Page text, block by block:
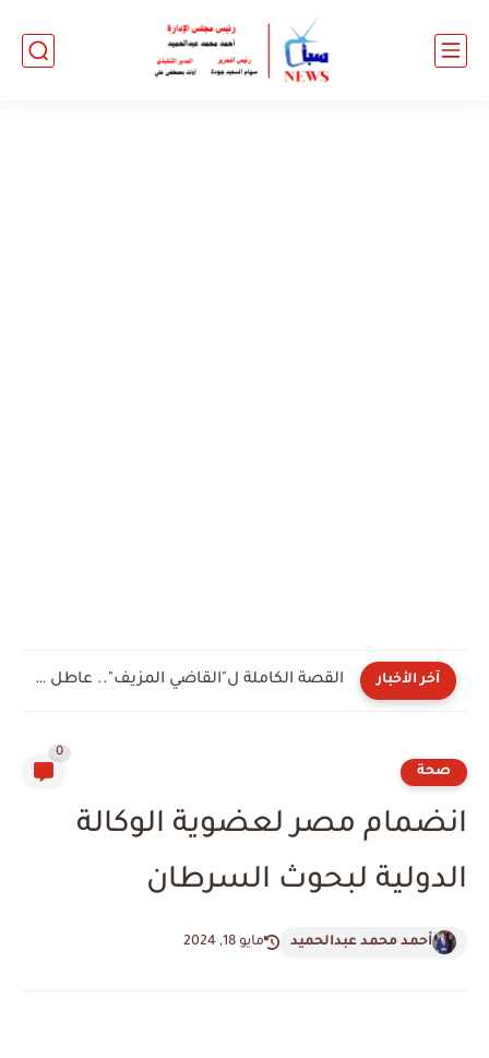
آخر الأخبار القصة الكاملة ل"القاضي المزيف".. عاطل ينتحل صفة مستشار وينصب على...
صحة
0
انضمام مصر لعضوية الوكالة
الدولية لبحوث السرطان
أحمد محمد عبدالحميد مايو 18, 2024